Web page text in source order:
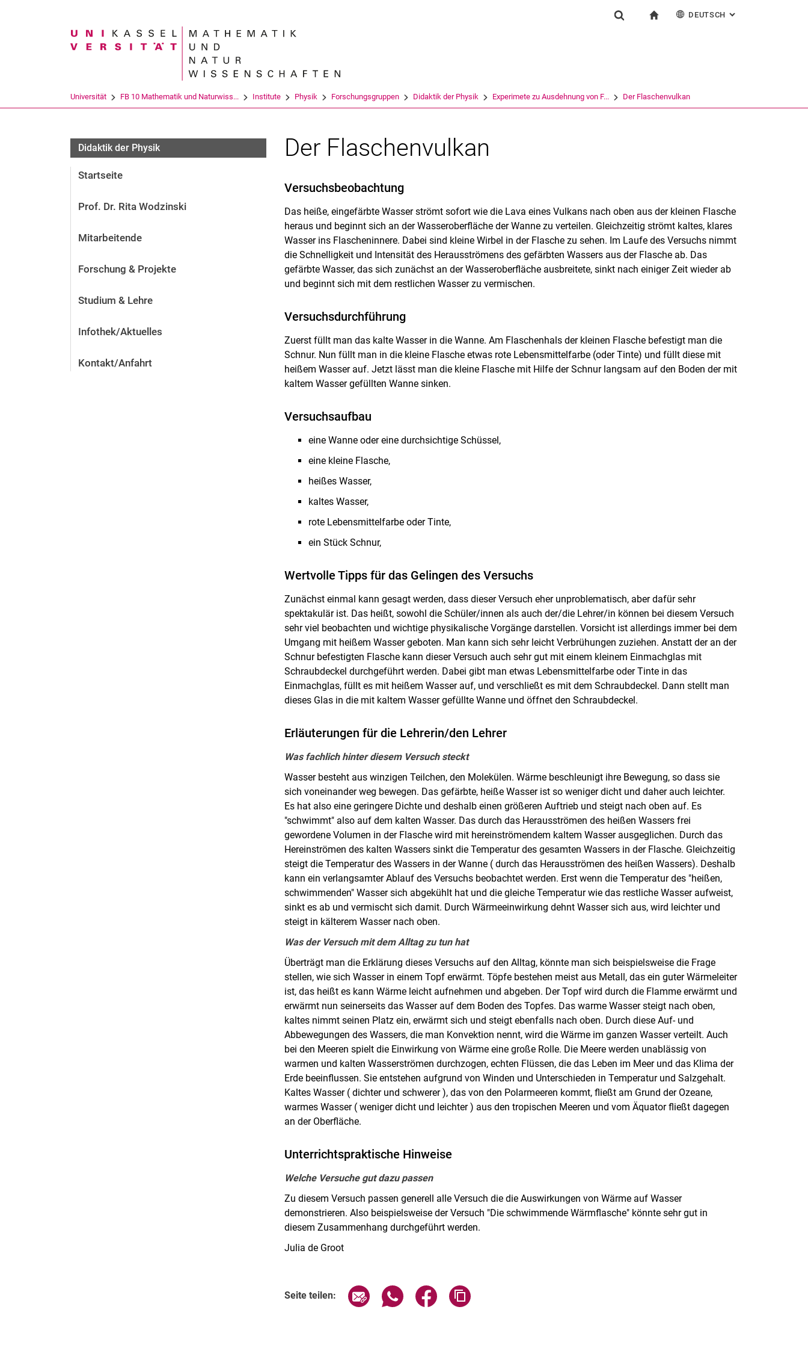
Suchbegriff
DEUTSCH : ALTERNATIVE
Universität FB 10 Mathematik und Naturwiss... Institute Physik Forschungsgruppen Didaktik der Physik Experimete zu Ausdehnung von F... Der Flaschenvulkan
Didaktik der Physik
Startseite
Prof. Dr. Rita Wodzinski
Mitarbeitende
Forschung & Projekte
Studium & Lehre
Infothek/Aktuelles
Kontakt/Anfahrt
Der Flaschenvulkan
Versuchsbeobachtung
Das heiße, eingefärbte Wasser strömt sofort wie die Lava eines Vulkans nach oben aus der kleinen Flasche
heraus und beginnt sich an der Wasseroberfläche der Wanne zu verteilen. Gleichzeitig strömt kaltes, klares
Wasser ins Flascheninnere. Dabei sind kleine Wirbel in der Flasche zu sehen. Im Laufe des Versuchs nimmt
die Schnelligkeit und Intensität des Herausströmens des gefärbten Wassers aus der Flasche ab. Das
gefärbte Wasser, das sich zunächst an der Wasseroberfläche ausbreitete, sinkt nach einiger Zeit wieder ab
und beginnt sich mit dem restlichen Wasser zu vermischen.
Versuchsdurchführung
Zuerst füllt man das kalte Wasser in die Wanne. Am Flaschenhals der kleinen Flasche befestigt man die
Schnur. Nun füllt man in die kleine Flasche etwas rote Lebensmittelfarbe (oder Tinte) und füllt diese mit
heißem Wasser auf. Jetzt lässt man die kleine Flasche mit Hilfe der Schnur langsam auf den Boden der mit
kaltem Wasser gefüllten Wanne sinken.
Versuchsaufbau
eine Wanne oder eine durchsichtige Schüssel,
eine kleine Flasche,
heißes Wasser,
kaltes Wasser,
rote Lebensmittelfarbe oder Tinte,
ein Stück Schnur,
Wertvolle Tipps für das Gelingen des Versuchs
Zunächst einmal kann gesagt werden, dass dieser Versuch eher unproblematisch, aber dafür sehr
spektakulär ist. Das heißt, sowohl die Schüler/innen als auch der/die Lehrer/in können bei diesem Versuch
sehr viel beobachten und wichtige physikalische Vorgänge darstellen. Vorsicht ist allerdings immer bei dem
Umgang mit heißem Wasser geboten. Man kann sich sehr leicht Verbrühungen zuziehen. Anstatt der an der
Schnur befestigten Flasche kann dieser Versuch auch sehr gut mit einem kleinem Einmachglas mit
Schraubdeckel durchgeführt werden. Dabei gibt man etwas Lebensmittelfarbe oder Tinte in das
Einmachglas, füllt es mit heißem Wasser auf, und verschließt es mit dem Schraubdeckel. Dann stellt man
dieses Glas in die mit kaltem Wasser gefüllte Wanne und öffnet den Schraubdeckel.
Erläuterungen für die Lehrerin/den Lehrer
Was fachlich hinter diesem Versuch steckt
Wasser besteht aus winzigen Teilchen, den Molekülen. Wärme beschleunigt ihre Bewegung, so dass sie
sich voneinander weg bewegen. Das gefärbte, heiße Wasser ist so weniger dicht und daher auch leichter.
Es hat also eine geringere Dichte und deshalb einen größeren Auftrieb und steigt nach oben auf. Es
"schwimmt" also auf dem kalten Wasser. Das durch das Herausströmen des heißen Wassers frei
gewordene Volumen in der Flasche wird mit hereinströmendem kaltem Wasser ausgeglichen. Durch das
Hereinströmen des kalten Wassers sinkt die Temperatur des gesamten Wassers in der Flasche. Gleichzeitig
steigt die Temperatur des Wassers in der Wanne ( durch das Herausströmen des heißen Wassers). Deshalb
kann ein verlangsamter Ablauf des Versuchs beobachtet werden. Erst wenn die Temperatur des "heißen,
schwimmenden" Wasser sich abgekühlt hat und die gleiche Temperatur wie das restliche Wasser aufweist,
sinkt es ab und vermischt sich damit. Durch Wärmeeinwirkung dehnt Wasser sich aus, wird leichter und
steigt in kälterem Wasser nach oben.
Was der Versuch mit dem Alltag zu tun hat
Überträgt man die Erklärung dieses Versuchs auf den Alltag, könnte man sich beispielsweise die Frage
stellen, wie sich Wasser in einem Topf erwärmt. Töpfe bestehen meist aus Metall, das ein guter Wärmeleiter
ist, das heißt es kann Wärme leicht aufnehmen und abgeben. Der Topf wird durch die Flamme erwärmt und
erwärmt nun seinerseits das Wasser auf dem Boden des Topfes. Das warme Wasser steigt nach oben,
kaltes nimmt seinen Platz ein, erwärmt sich und steigt ebenfalls nach oben. Durch diese Auf- und
Abbewegungen des Wassers, die man Konvektion nennt, wird die Wärme im ganzen Wasser verteilt. Auch
bei den Meeren spielt die Einwirkung von Wärme eine große Rolle. Die Meere werden unablässig von
warmen und kalten Wasserströmen durchzogen, echten Flüssen, die das Leben im Meer und das Klima der
Erde beeinflussen. Sie entstehen aufgrund von Winden und Unterschieden in Temperatur und Salzgehalt.
Kaltes Wasser ( dichter und schwerer ), das von den Polarmeeren kommt, fließt am Grund der Ozeane,
warmes Wasser ( weniger dicht und leichter ) aus den tropischen Meeren und vom Äquator fließt dagegen
an der Oberfläche.
Unterrichtspraktische Hinweise
Welche Versuche gut dazu passen
Zu diesem Versuch passen generell alle Versuch die die Auswirkungen von Wärme auf Wasser
demonstrieren. Also beispielsweise der Versuch "Die schwimmende Wärmflasche" könnte sehr gut in
diesem Zusammenhang durchgeführt werden.
Julia de Groot
Seite teilen: Seite über E-Mail teilen
Seite über WhatsApp teilen (externer Link, öffnet neues Fenster)
Seite über Facebook teilen (externer Link, öffnet neues Fenster)